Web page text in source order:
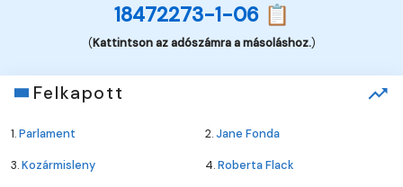
18472273-1-06 📋
(Kattintson az adószámra a másoláshoz.)
Felkapott
1.Parlament 2.Jane Fonda
3.Kozármisleny 4.Roberta Flack